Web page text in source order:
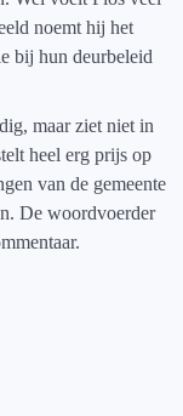
noemt hij het
bij hun deurbeleid
maar ziet niet in
heel erg prijs op
van de gemeente
De woordvoerder